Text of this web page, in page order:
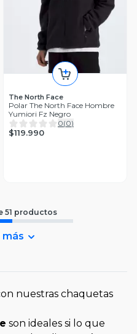
The North Face
Polar The North Face Hombre
Yumiori Fz Negro
0(0)
$119.990
51 productos
nuestras chaquetas
son ideales si lo que